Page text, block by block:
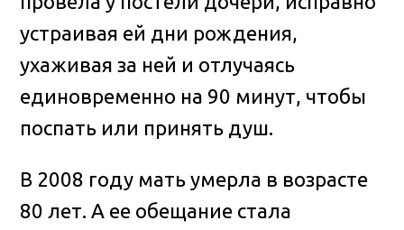
устраивая ей дни рождения,
ухаживая за ней и отлучаясь
единовременно на 90 минут, чтобы
поспать или принять душ.
В 2008 году мать умерла в возрасте
80 лет. А ее обещание стала